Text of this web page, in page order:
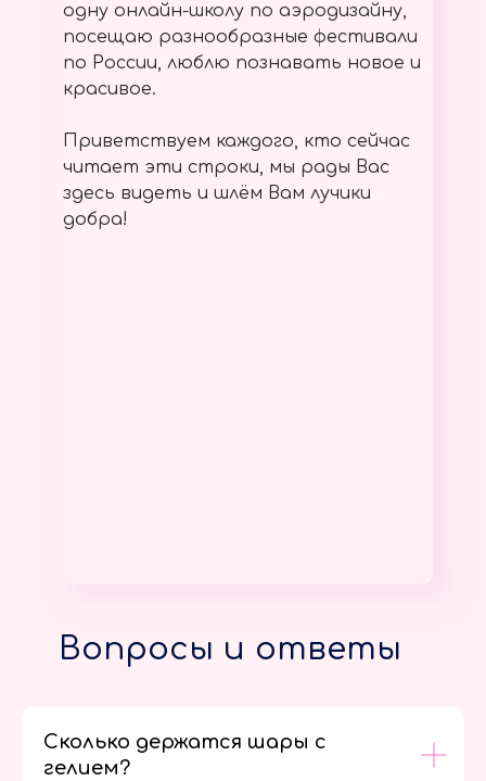
одну онлайн-школу по аэродизайну,
посещаю разнообразные фестивали
по России, люблю познавать новое и
красивое.
Приветствуем каждого, кто сейчас
читает эти строки, мы рады Вас
здесь видеть и шлём Вам лучики
добра!
Вопросы и ответы
Сколько держатся шары с
гелием?